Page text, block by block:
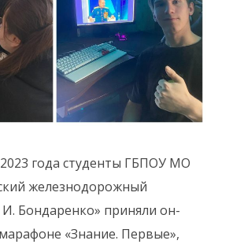
года студенты ГБПОУ МО
железнодорожный
Бондаренко» приняли он-
«Знание. Первые»,